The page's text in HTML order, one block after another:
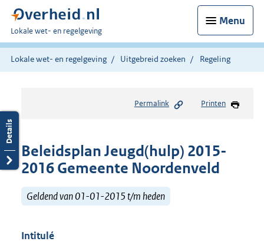
Menu
U
bent
hier:
Lokale wet- en regelgeving
Lokale wet- en regelgeving Uitgebreid zoeken Regeling
Permalink Printen
Beleidsplan Jeugd(hulp) 2015-
2016 Gemeente Noordenveld
Geldend van 01-01-2015 t/m heden
Intitulé